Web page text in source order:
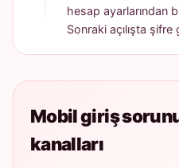
hesap ayarlarından
Sonraki açılışta şifre
Mobil giriş
kanalları